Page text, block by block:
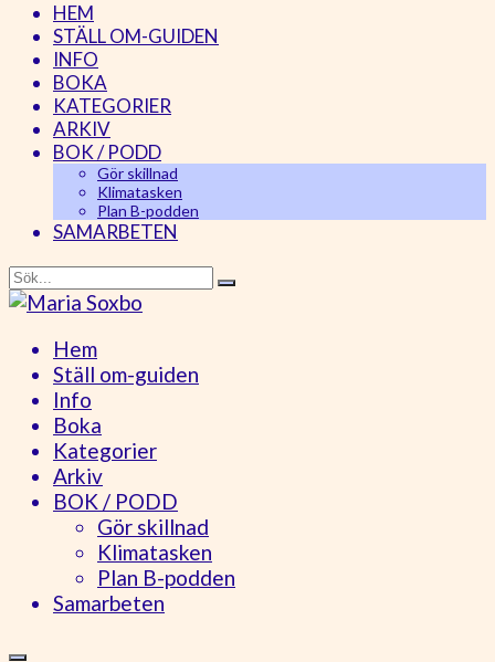
HEM
STÄLL OM-GUIDEN
INFO
BOKA
KATEGORIER
ARKIV
BOK / PODD
Gör skillnad
Klimatasken
Plan B-podden
SAMARBETEN
Hem
Ställ om-guiden
Info
Boka
Kategorier
Arkiv
BOK / PODD
Gör skillnad
Klimatasken
Plan B-podden
Samarbeten